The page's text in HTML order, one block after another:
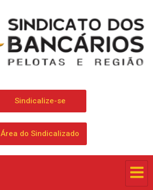
Sindicalize-se
Área do Sindicalizado